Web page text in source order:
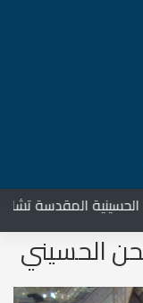
المقدسة تشارك
الحسيني